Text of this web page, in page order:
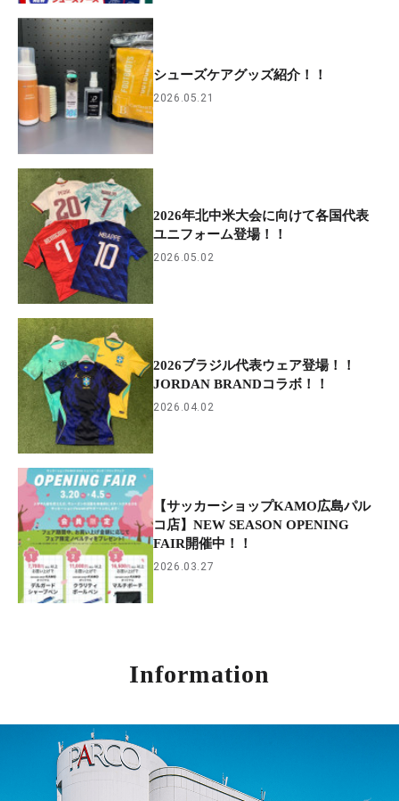
シューズケアグッズ紹介！！
2026.05.21
2026年北中米大会に向けて各国代表
ユニフォーム登場！！
2026.05.02
2026ブラジル代表ウェア登場！！
JORDAN BRANDコラボ！！
2026.04.02
【サッカーショップKAMO広島パル
コ店】NEW SEASON OPENING
FAIR開催中！！
2026.03.27
Information